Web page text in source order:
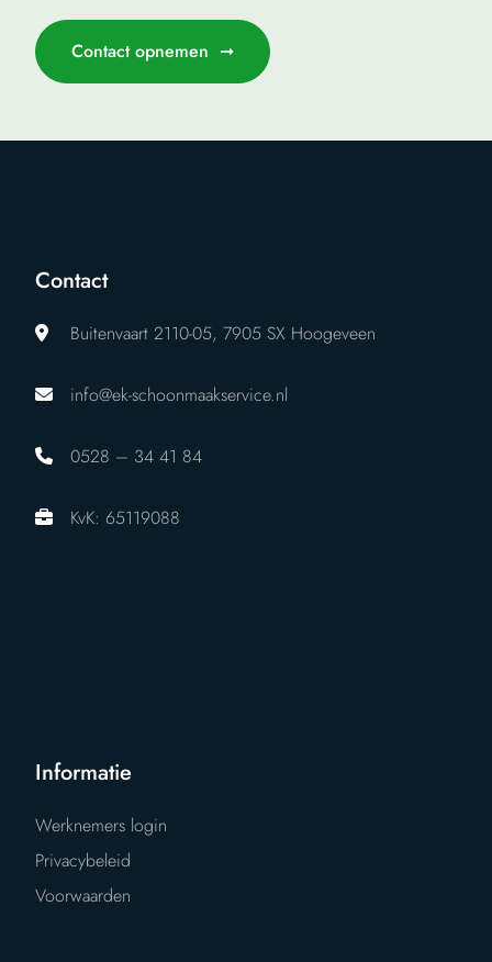
Contact opnemen
Contact
Buitenvaart 2110-05, 7905 SX Hoogeveen
info@ek-schoonmaakservice.nl
0528 – 34 41 84
KvK: 65119088
Informatie
Werknemers login
Privacybeleid
Voorwaarden